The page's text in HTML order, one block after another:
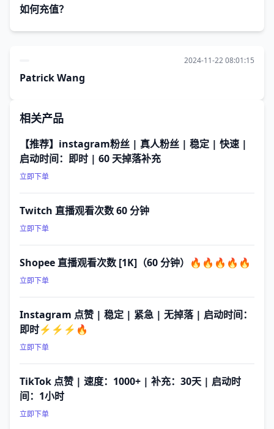
如何充值？
2024-11-22 08:01:15
Patrick Wang
相关产品
【推荐】instagram粉丝 | 真人粉丝 | 稳定 | 快速 |
启动时间：即时 | 60 天掉落补充
立即下单
Twitch 直播观看次数 60 分钟
立即下单
Shopee 直播观看次数 [1K]（60 分钟）🔥🔥🔥🔥🔥
立即下单
Instagram 点赞 | 稳定 | 紧急 | 无掉落 | 启动时间：
即时⚡⚡⚡🔥
立即下单
TikTok 点赞 | 速度：1000+ | 补充：30天 | 启动时
间：1小时
立即下单